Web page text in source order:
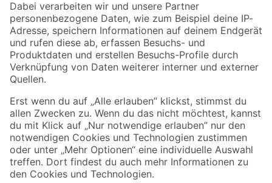
Zahlungsarten Versandarten
Sicher einkaufen
Jetzt die toom-App herunterladen